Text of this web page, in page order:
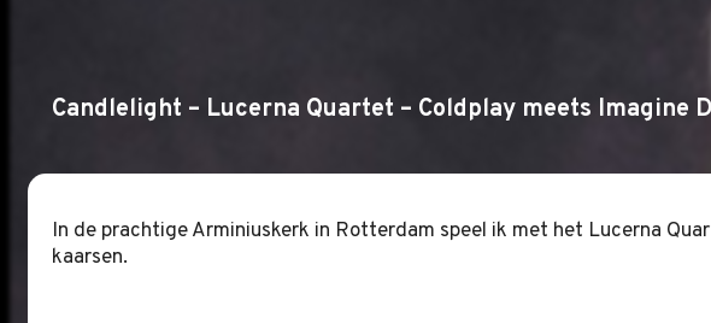
Candlelight – Lucerna Quartet – Coldplay meets Imagine
In de prachtige Arminiuskerk in Rotterdam speel ik met het Lucerna
kaarsen.